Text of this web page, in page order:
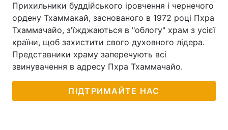
Прихильники буддійського іровчення і чернечого
ордену Тхаммакай, заснованого в 1972 році Пхра
Тхаммачайо, з'їжджаються в "облогу" храм з усієї
країни, щоб захистити свого духовного лідера.
Представники храму заперечують всі
звинувачення в адресу Пхра Тхаммачайо.
ПІДТРИМАЙТЕ НАС